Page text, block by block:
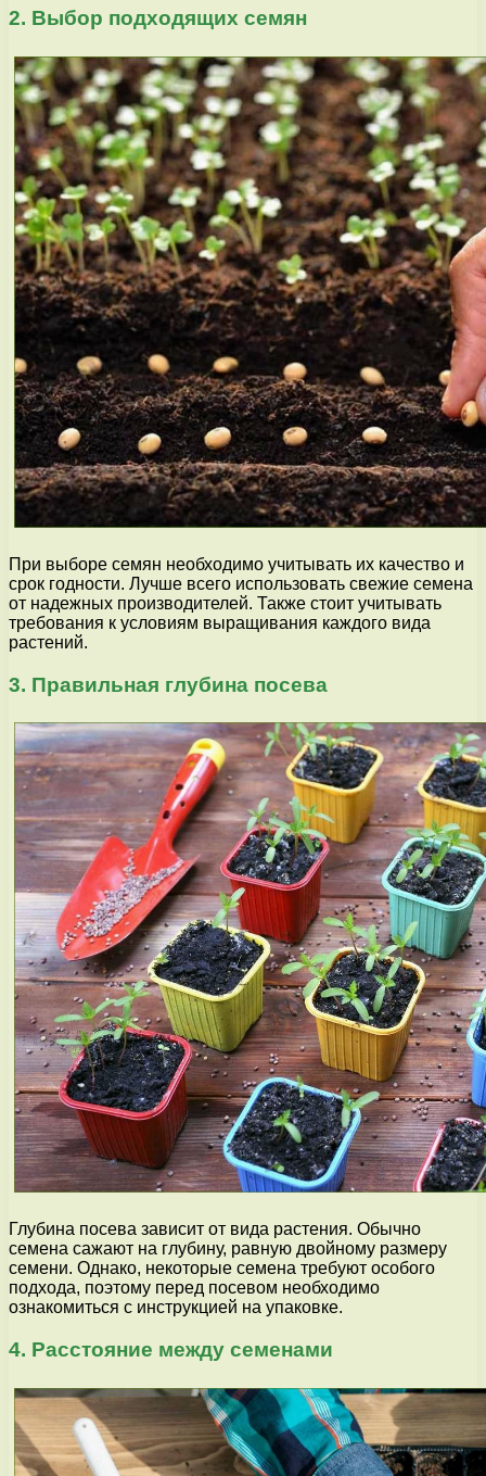
2. Выбор подходящих семян
При выборе семян необходимо учитывать их качество и
срок годности. Лучше всего использовать свежие семена
от надежных производителей. Также стоит учитывать
требования к условиям выращивания каждого вида
растений.
3. Правильная глубина посева
Глубина посева зависит от вида растения. Обычно
семена сажают на глубину, равную двойному размеру
семени. Однако, некоторые семена требуют особого
подхода, поэтому перед посевом необходимо
ознакомиться с инструкцией на упаковке.
4. Расстояние между семенами